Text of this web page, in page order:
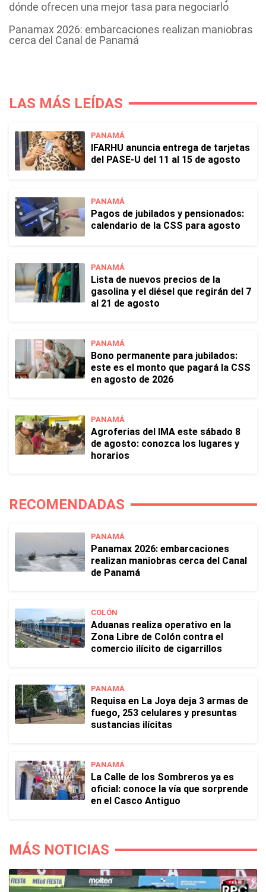
dónde ofrecen una mejor tasa para negociarlo
Panamax 2026: embarcaciones realizan maniobras
cerca del Canal de Panamá
LAS MÁS LEÍDAS
PANAMÁ
IFARHU anuncia entrega de tarjetas
del PASE-U del 11 al 15 de agosto
PANAMÁ
Pagos de jubilados y pensionados:
calendario de la CSS para agosto
PANAMÁ
Lista de nuevos precios de la
gasolina y el diésel que regirán del 7
al 21 de agosto
PANAMÁ
Bono permanente para jubilados:
este es el monto que pagará la CSS
en agosto de 2026
PANAMÁ
Agroferias del IMA este sábado 8
de agosto: conozca los lugares y
horarios
RECOMENDADAS
PANAMÁ
Panamax 2026: embarcaciones
realizan maniobras cerca del Canal
de Panamá
COLÓN
Aduanas realiza operativo en la
Zona Libre de Colón contra el
comercio ilícito de cigarrillos
PANAMÁ
Requisa en La Joya deja 3 armas de
fuego, 253 celulares y presuntas
sustancias ilícitas
PANAMÁ
La Calle de los Sombreros ya es
oficial: conoce la vía que sorprende
en el Casco Antiguo
MÁS NOTICIAS